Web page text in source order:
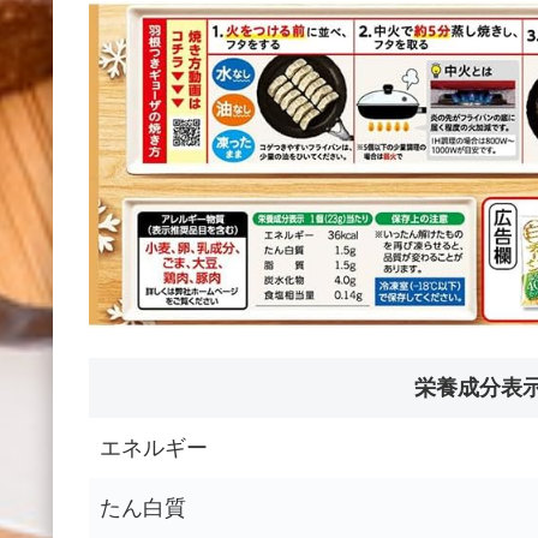
栄養成分表
エネルギー
たん白質